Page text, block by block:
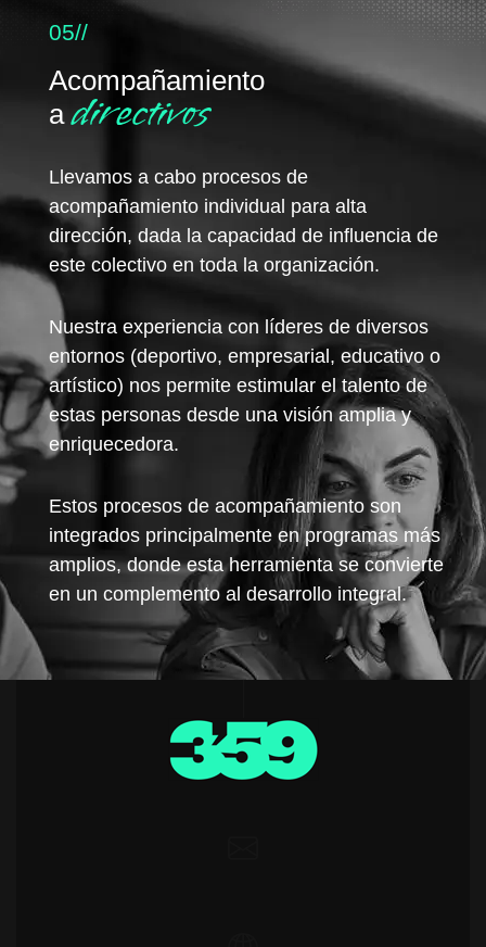
05//
Acompañamiento
adirectivos
Llevamos a cabo procesos de
acompañamiento individual para alta
dirección, dada la capacidad de influencia de
este colectivo en toda la organización.
Nuestra experiencia con líderes de diversos
entornos (deportivo, empresarial, educativo o
artístico) nos permite estimular el talento de
estas personas desde una visión amplia y
enriquecedora.
Estos procesos de acompañamiento son
integrados principalmente en programas más
amplios, donde esta herramienta se convierte
en un complemento al desarrollo integral.